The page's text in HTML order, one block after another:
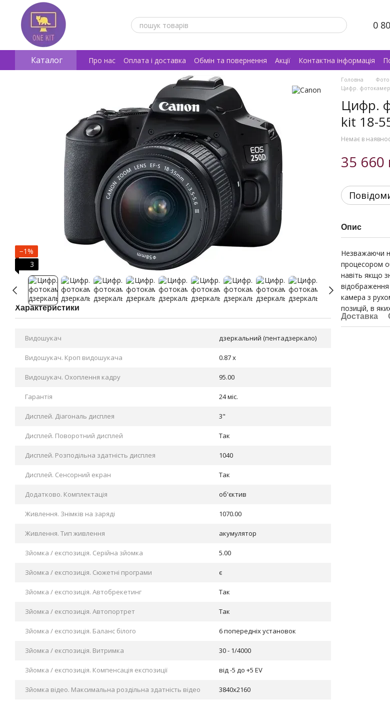
Перейти к основному контенту
0
Каталог Про нас Оплата і доставка Обмін та повернення Акції Контактна інформація
Відгуки про магазин
−1%
3
Характеристики
Видошукач дзеркальний (пентадзеркало)
Видошукач. Кроп видошукача 0.87 x
Видошукач. Охоплення кадру 95.00
Гарантія 24 міс.
Дисплей. Діагональ дисплея 3"
Дисплей. Поворотний дисплей Так
Дисплей. Розподільна здатність дисплея 1040
Дисплей. Сенсорний екран Так
Додатково. Комплектація об'єктив
Живлення. Знімків на заряді 1070.00
Живлення. Тип живлення акумулятор
Зйомка / експозиція. Cерійна зйомка 5.00
Зйомка / експозиція. Cюжетні програми є
Зйомка / експозиція. Автобрекетинг Так
Зйомка / експозиція. Автопортрет Так
Зйомка / експозиція. Баланс білого 6 попередніх установок
Зйомка / експозиція. Витримка 30 - 1/4000
Зйомка / експозиція. Компенсація експозиції від -5 до +5 EV
Зйомка відео. Максимальна роздільна здатність відео 3840x2160
Головна Фото
Цифр.
Цифр.
kit 18-
Немає в
35 660
Опис
Незважаючи
процесором
навіть якщо
камера з
позицій, в
Доставка